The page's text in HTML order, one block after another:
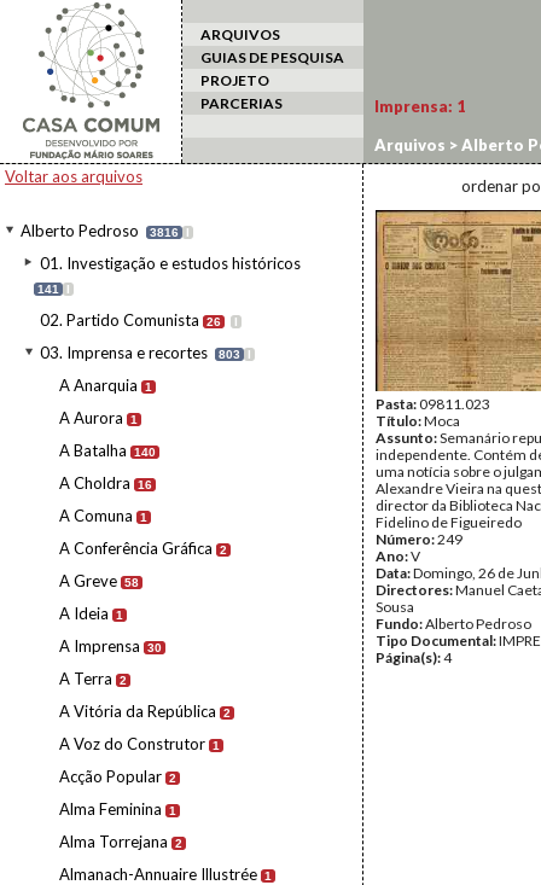
ARQUIVOS
GUIAS DE PESQUISA
PROJETO
PARCERIAS
Voltar aos arquivos
Alberto Pedroso 3816 I
01. Investigação e estudos históricos
141 I
02. Partido Comunista 26 I
03. Imprensa e recortes 803 I
A Anarquia 1
A Aurora 1
A Batalha 140
A Choldra 16
A Comuna 1
A Conferência Gráfica 2
A Greve 58
A Ideia 1
A Imprensa 30
A Terra 2
A Vitória da República 2
A Voz do Construtor 1
Acção Popular 2
Alma Feminina 1
Alma Torrejana 2
Almanach-Annuaire Illustrée 1
Imprensa: 1
Arquivos >Alberto
ordenar
Pasta:09811.023
Título:Moca
Assunto:Semanário
independente. Contém
uma notícia sobre o
Alexandre Vieira na
director da Biblioteca
Fidelino de Figueiredo
Número:249
Ano:V
Data:Domingo, 26 de
Directores:Manuel
Sousa
Fundo:Alberto Pedroso
Tipo Documental:
Página(s):4